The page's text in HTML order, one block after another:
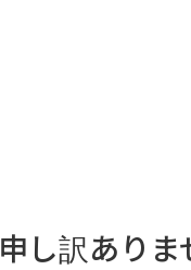
申し訳あり